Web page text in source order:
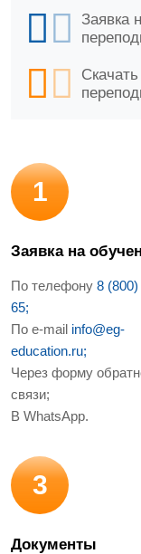
Заявка
1
Заявка на
По телефону 8
65;
По e-mail info@eg-
education.ru;
Через форму
связи;
В WhatsApp.
3
Документы